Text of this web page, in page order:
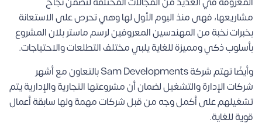
مشاريعها، فهى منذ اليوم الأول لها وهي تحرص على الاستعانة
بخبرات نخبة من المهندسين المعروفين لرسم ماستر بلان المشروع
بأسلوب ذكي ومميزة للغاية يلبي مختلف التطلعات والاحتياجات.
وأيضًا تهتم شركة Sam Developments بالتعاون مع أشهر
شركات الإدارة والتشغيل لضمان أن مشروعتها التجارية والإدارية يتم
تشغيلهم على أكمل وجه من قبل شركات مهمة ولها سابقة أعمال
قوية للغاية.